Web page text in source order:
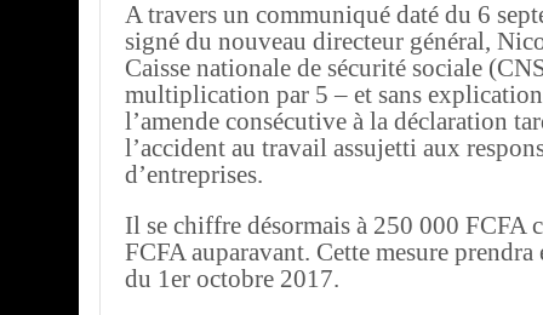
A travers un communiqué daté du 6
signé du nouveau directeur général,
Caisse nationale de sécurité sociale
multiplication par 5 – et sans
l’amende consécutive à la déclaration
l’accident au travail assujetti aux
d’entreprises.
Il se chiffre désormais à 250 000 FCFA
FCFA auparavant. Cette mesure
du 1er octobre 2017.